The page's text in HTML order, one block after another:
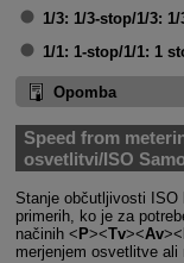
1/3: 1/3-stop/1/3:
1/1: 1-stop/1/1: 1
Opomba
Speed from
osvetlitvi/ISO
Stanje občutljivosti
primerih, ko je za
načinih
P Tv Av
merjenjem osvetlitve